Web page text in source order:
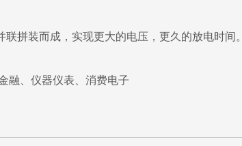
拼装而成，实现更大的电压，更久的放电时间。
融、仪器仪表、消费电子